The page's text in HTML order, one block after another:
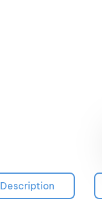
Description